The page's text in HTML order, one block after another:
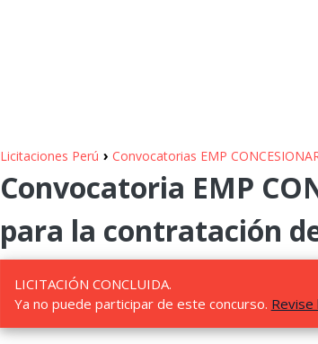
Licitaciones Perú › Convocatorias EMP
Convocatoria EMP
para la contratación
LICITACIÓN CONCLUIDA.
Ya no puede participar de este concurso. Revise